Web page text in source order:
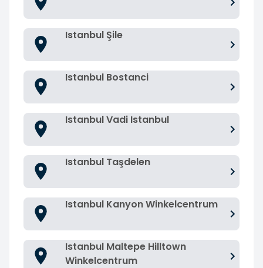
Istanbul Şile
Istanbul Bostanci
Istanbul Vadi Istanbul
Istanbul Taşdelen
Istanbul Kanyon Winkelcentrum
Istanbul Maltepe Hilltown
Winkelcentrum